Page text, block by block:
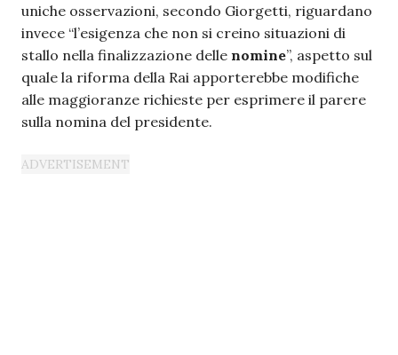
uniche osservazioni, secondo Giorgetti, riguardano
invece “l’esigenza che non si creino situazioni di
stallo nella finalizzazione delle nomine”, aspetto sul
quale la riforma della Rai apporterebbe modifiche
alle maggioranze richieste per esprimere il parere
sulla nomina del presidente.